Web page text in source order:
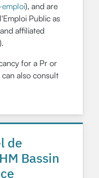
), and are
Public as
affiliated
for a Pr or
can also consult
de
Bassin